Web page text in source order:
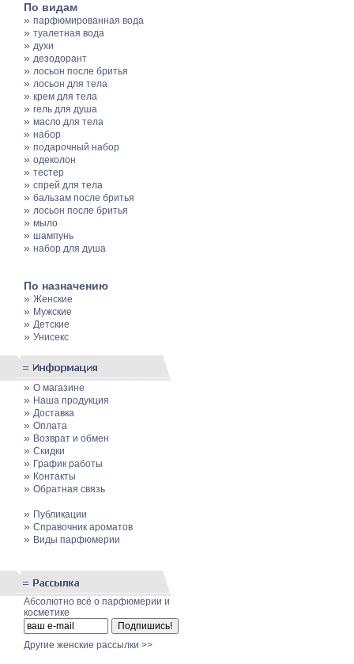
По видам
» парфюмированная вода
» туалетная вода
» духи
» дезодорант
» лосьон после бритья
» лосьон для тела
» крем для тела
» гель для душа
» масло для тела
» набор
» подарочный набор
» одеколон
» тестер
» спрей для тела
» бальзам после бритья
» лосьон после бритья
» мыло
» шампунь
» набор для душа
По назначению
» Женские
» Мужские
» Детские
» Унисекс
» О магазине
» Наша продукция
» Доставка
» Оплата
» Возврат и обмен
» Скидки
» График работы
» Контакты
» Обратная связь
» Публикации
» Cправочник ароматов
» Виды парфюмерии
Абсолютно всё о парфюмерии и
косметике
Другие женские рассылки >>